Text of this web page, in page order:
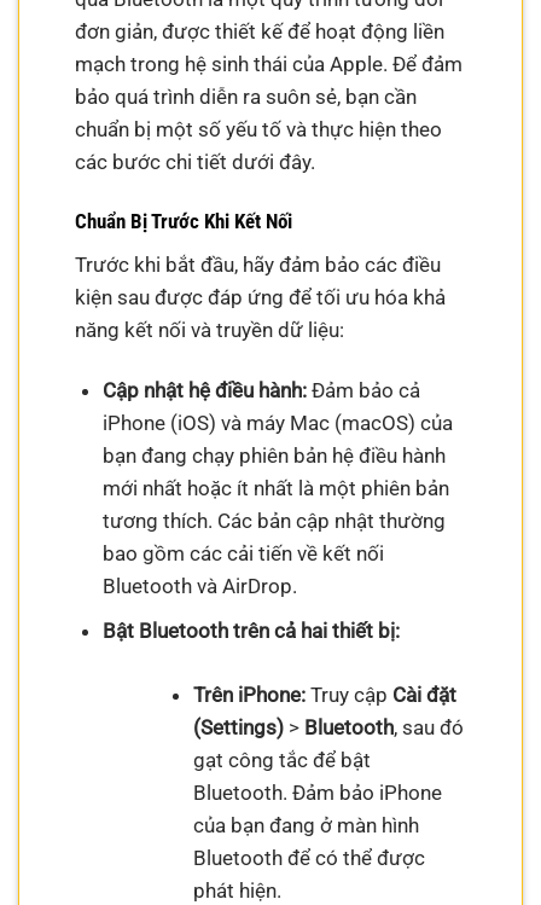
đơn giản, được thiết kế để hoạt động liền
mạch trong hệ sinh thái của Apple. Để đảm
bảo quá trình diễn ra suôn sẻ, bạn cần
chuẩn bị một số yếu tố và thực hiện theo
các bước chi tiết dưới đây.
Chuẩn Bị Trước Khi Kết Nối
Trước khi bắt đầu, hãy đảm bảo các điều
kiện sau được đáp ứng để tối ưu hóa khả
năng kết nối và truyền dữ liệu:
Cập nhật hệ điều hành:Đảm bảo cả
iPhone (iOS) và máy Mac (macOS) của
bạn đang chạy phiên bản hệ điều hành
mới nhất hoặc ít nhất là một phiên bản
tương thích. Các bản cập nhật thường
bao gồm các cải tiến về kết nối
Bluetooth và AirDrop.
Bật Bluetooth trên cả hai thiết bị:
Trên iPhone:Truy cập Cài đặt
(Settings)> Bluetooth, sau đó
gạt công tắc để bật
Bluetooth. Đảm bảo iPhone
của bạn đang ở màn hình
Bluetooth để có thể được
phát hiện.